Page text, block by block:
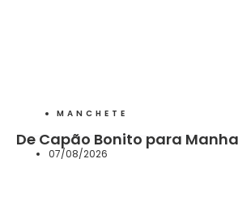
MANCHETE
De Capão Bonito para
07/08/2026